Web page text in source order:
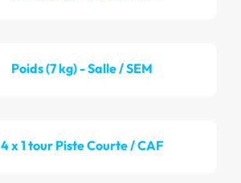
Poids (7 kg) - Salle / SEM
4 x 1 tour Piste Courte / CAF